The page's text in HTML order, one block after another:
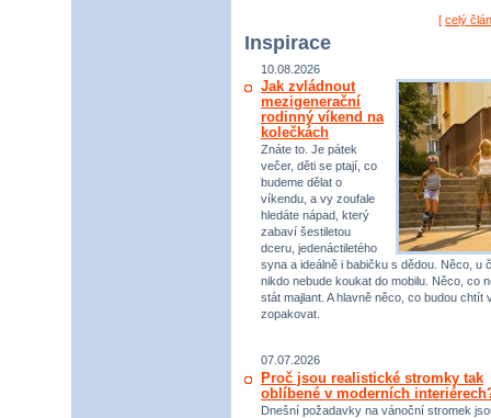
[ celý
Inspirace
10.08.2026
Jak zvládnout
mezigenerační
rodinný víkend na
kolečkách
Znáte to. Je pátek
večer, děti se ptají, co
budeme dělat o
víkendu, a vy zoufale
hledáte nápad, který
zabaví šestiletou
dceru, jedenáctiletého
syna a ideálně i babičku s dědou. Něco, u
nikdo nebude koukat do mobilu. Něco, co
stát majlant. A hlavně něco, co budou chtít
zopakovat.
07.07.2026
Proč jsou realistické stromky tak
oblíbené v moderních
Dnešní požadavky na vánoční stromek